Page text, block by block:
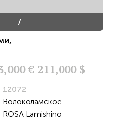
/
,
€ 211,000 $
12072
Волоколамское
ROSA Lamishino